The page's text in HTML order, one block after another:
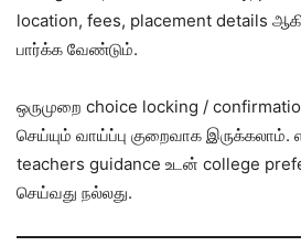
location, fees, placement details
பார்க்க வேண்டும்.
ஒருமுறை choice locking /
செய்யும் வாய்ப்பு குறைவாக
teachers guidance உடன் college
செய்வது நல்லது.